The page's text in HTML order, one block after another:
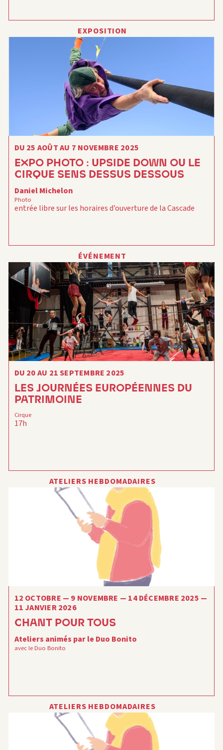
EXPOSITION
DU 25 AOÛT AU 7 NOVEMBRE 2025
EXPO PHOTO : UPSIDE DOWN OU LE
CIRQUE SENS DESSUS DESSOUS
Daniel Michelon
Photo
entrée libre sur les horaires d’ouverture de la Cascade
ÉVÉNEMENT
DU 20 AU 21 SEPTEMBRE 2025
LES JOURNÉES EUROPÉENNES DU
PATRIMOINE
Cirque
17h
ATELIERS HEBDOMADAIRES
12 OCTOBRE — 9 NOVEMBRE — 14 DÉCEMBRE 2025 —
11 JANVIER 2026
CHANT POUR TOUS
Ateliers animés par le Duo Bonito
avec le Duo Bonito
ATELIERS HEBDOMADAIRES